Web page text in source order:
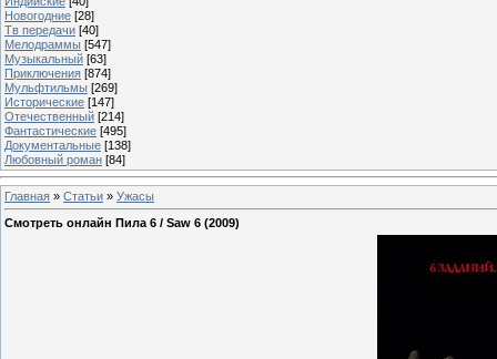
Новогодние [28]
Тв передачи [40]
Мелодраммы [547]
Музыкальный [63]
Приключения [874]
Мульфтильмы [269]
Исторические [147]
Отечественный [214]
Фантастические [495]
Документальные [138]
Любовный роман [84]
Главная » Статьи » Ужасы
Смотреть онлайн Пила 6 / Saw 6 (2009)